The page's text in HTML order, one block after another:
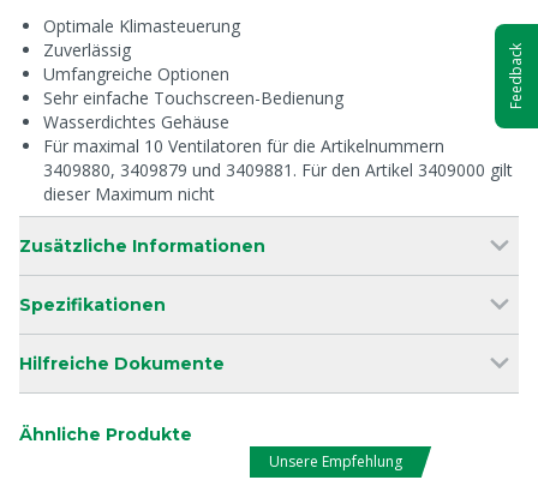
Optimale Klimasteuerung
Zuverlässig
Umfangreiche Optionen
Sehr einfache Touchscreen-Bedienung
Wasserdichtes Gehäuse
Für maximal 10 Ventilatoren für die Artikelnummern
3409880, 3409879 und 3409881. Für den Artikel 3409000 gilt
dieser Maximum nicht
Zusätzliche Informationen
Spezifikationen
Hilfreiche Dokumente
Ähnliche Produkte
Unsere Empfehlung
Feedback